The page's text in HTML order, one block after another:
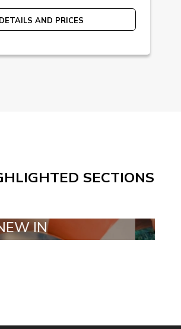
DETAILS AND PRICES
SECTIONS
TAILOR